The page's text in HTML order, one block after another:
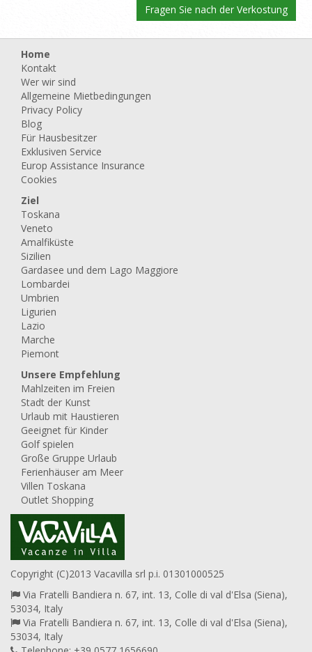
Fragen Sie nach der Verkostung
Home
Kontakt
Wer wir sind
Allgemeine Mietbedingungen
Privacy Policy
Blog
Für Hausbesitzer
Exklusiven Service
Europ Assistance Insurance
Cookies
Ziel
Toskana
Veneto
Amalfiküste
Sizilien
Gardasee und dem Lago Maggiore
Lombardei
Umbrien
Ligurien
Lazio
Marche
Piemont
Unsere Empfehlung
Mahlzeiten im Freien
Stadt der Kunst
Urlaub mit Haustieren
Geeignet für Kinder
Golf spielen
Große Gruppe Urlaub
Ferienhäuser am Meer
Villen Toskana
Outlet Shopping
Copyright (C)2013 Vacavilla srl p.i. 01301000525
Via Fratelli Bandiera n. 67, int. 13, Colle di val d'Elsa (Siena),
53034, Italy
Via Fratelli Bandiera n. 67, int. 13, Colle di val d'Elsa (Siena),
53034, Italy